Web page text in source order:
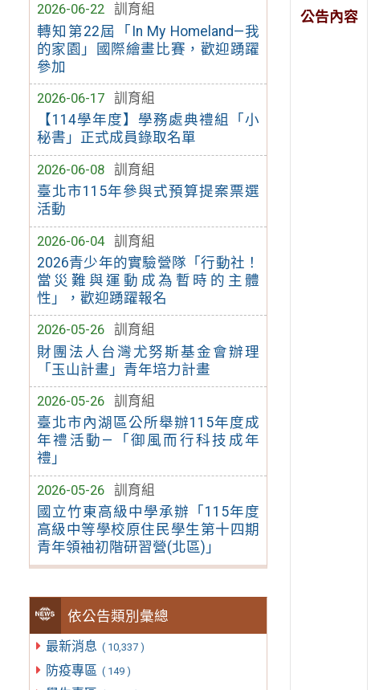
2026-06-22
訓育組
轉知第22屆「In My Homeland—我
的家園」國際繪畫比賽，歡迎踴躍
參加
2026-06-17
訓育組
【114學年度】學務處典禮組「小
秘書」正式成員錄取名單
2026-06-08
訓育組
臺北市115年參與式預算提案票選
活動
2026-06-04
訓育組
2026青少年的實驗營隊「行動社！
當災難與運動成為暫時的主體
性」，歡迎踴躍報名
2026-05-26
訓育組
財團法人台灣尤努斯基金會辦理
「玉山計畫」青年培力計畫
2026-05-26
訓育組
臺北市內湖區公所舉辦115年度成
年禮活動—「御風而行科技成年
禮」
2026-05-26
訓育組
國立竹東高級中學承辦「115年度
高級中等學校原住民學生第十四期
青年領袖初階研習營(北區)」
依公告類別彙總
最新消息 ( 10,337 )
防疫專區 ( 149 )
公告內容